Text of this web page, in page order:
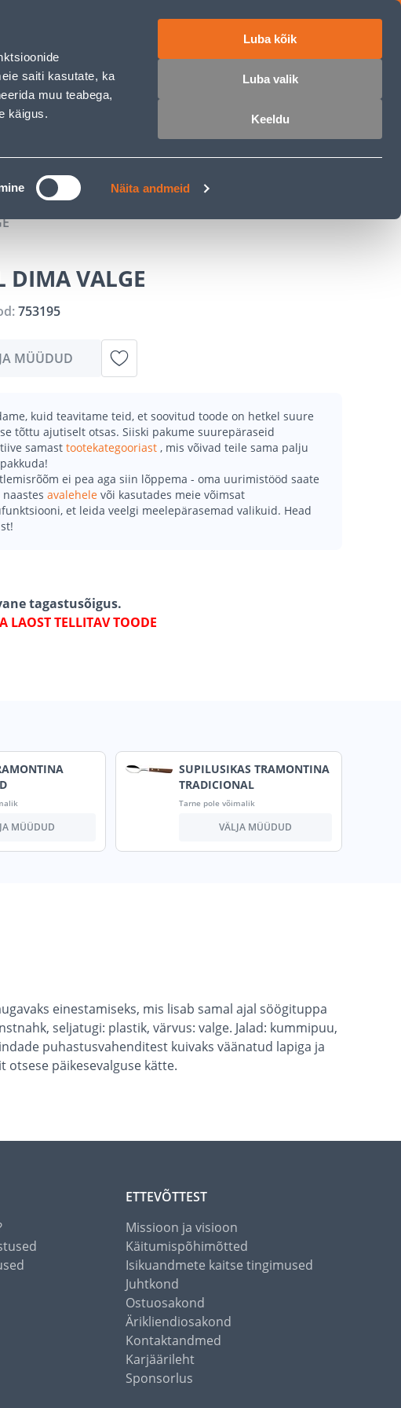
saiti kasutate, ka
muu teabega,
käigus.
Näita andmeid
Luba kõik
Luba valik
Keeldu
Logi sisse
JÄRELMAKS
DIMA VALGE
753195
MÜÜDUD
kuid teavitame teid, et soovitud toode on hetkel suure
tõttu ajutiselt otsas. Siiski pakume suurepäraseid
samast tootekategooriast , mis võivad teile sama palju
ei pea aga siin lõppema - oma uurimistööd saate
avalehele või kasutades meie võimsat
et leida veelgi meelepärasemad valikuid. Head
tagastusõigus.
LAOST TELLITAV TOODE
MÜÜDUD
SUPILUSIKAS TRAMONTINA
TRADICIONAL
Tarne pole võimalik
VÄLJA MÜÜDUD
einestamiseks, mis lisab samal ajal söögituppa
seljatugi: plastik, värvus: valge. Jalad: kummipuu,
puhastusvahenditest kuivaks väänatud lapiga ja
otsese päikesevalguse kätte.
ETTEVÕTTEST
Missioon ja visioon
Käitumispõhimõtted
Isikuandmete kaitse tingimused
Juhtkond
Ostuosakond
Ärikliendiosakond
Kontaktandmed
Karjäärileht
Sponsorlus